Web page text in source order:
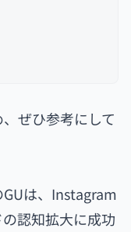
ぜひ参考にして
は、Instagram
認知拡大に成功